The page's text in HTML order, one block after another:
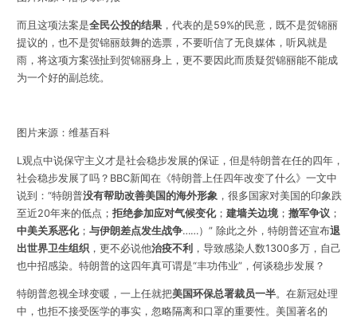
而且这项法案是全民公投的结果，代表的是59%的民意，既不是贺锦丽
提议的，也不是贺锦丽鼓舞的选票，不要听信了无良媒体，听风就是
雨，将这项方案强扯到贺锦丽身上，更不要因此而质疑贺锦丽能不能成
为一个好的副总统。
图片来源：维基百科
L观点中说保守主义才是社会稳步发展的保证，但是特朗普在任的四年，
社会稳步发展了吗？BBC新闻在《特朗普上任四年改变了什么》一文中
说到：“特朗普没有帮助改善美国的海外形象 ，很多国家对美国的印象跌
至近20年来的低点； 拒绝参加应对气候变化； 建墙关边境； 撤军争议 ；
中美关系恶化； 与伊朗差点发生战争……）” 除此之外，特朗普还宣布退
出世界卫生组织，更不必说他治疫不利 ，导致感染人数1300多万，自己
也中招感染。特朗普的这四年真可谓是“丰功伟业”，何谈稳步发展？
特朗普忽视全球变暖，一上任就把美国环保总署裁员一半。在新冠处理
中，也拒不接受医学的事实，忽略隔离和口罩的重要性。美国著名的